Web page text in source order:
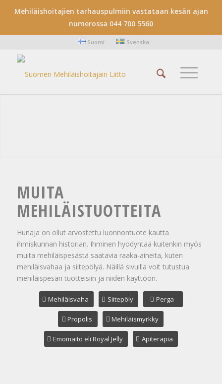
Mehiläishoitajien tarhauspulmiin vastataan kesän ajan
numerossa 044 700 5560
Suomi Svenska
MUITA
MEHILÄISTUOTTEITA
Hunaja on ollut arvostettu luonnontuote kautta
ihmiskunnan historian. Ihminen hyödyntää kuitenkin myös
muita mehiläispesästä saatavia raaka-aineita, kuten
mehiläisvahaa ja siitepölyä. Näillä sivuilla voit tutustua
mehiläispesän tuotteisiin ja niiden käyttöön.
Mehiläisvaha Siitepöly Perga
Propolis Mehiläismyrkky
Emomaito eli Royal Jelly Apiterapia